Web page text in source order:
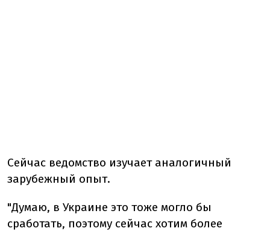
Сейчас ведомство изучает аналогичный
зарубежный опыт.
"Думаю, в Украине это тоже могло бы
сработать, поэтому сейчас хотим более